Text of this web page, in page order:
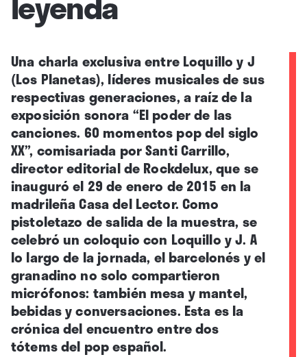
Una charla exclusiva entre Loquillo y J
(Los Planetas), líderes musicales de sus
respectivas generaciones, a raíz de la
exposición sonora “El poder de las
canciones. 60 momentos pop del siglo
XX”, comisariada por Santi Carrillo,
director editorial de Rockdelux, que se
inauguró el 29 de enero de 2015 en la
madrileña Casa del Lector. Como
pistoletazo de salida de la muestra, se
celebró un coloquio con Loquillo y J. A
lo largo de la jornada, el barcelonés y el
granadino no solo compartieron
micrófonos: también mesa y mantel,
bebidas y conversaciones. Esta es la
crónica del encuentro entre dos
tótems del pop español.